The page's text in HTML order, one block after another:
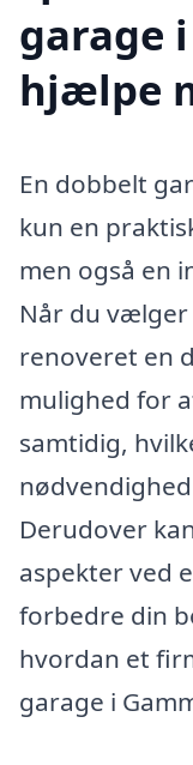
garage
hjælpe
En dobbelt
kun en
men også en
Når du
renoveret en
mulighed for
samtidig,
Derudover
aspekter ved
forbedre din
hvordan et
garage i